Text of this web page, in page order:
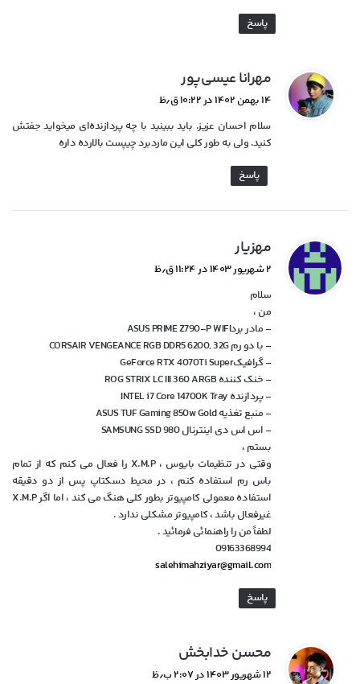
پاسخ
مهرانا عیسی‌پور
ف
:
۱۴ بهمن ۱۴۰۲ در ۱۰:۲۲ ق٫ظ
سلام احسان عزیز. باید ببینید با چه پردازنده‌ای میخواید جفتش
کنید. ولی به طور کلی این ماردبرد چیپست بالارده داره
پاسخ
مهزیار
ف
۲ شهریور ۱۴۰۳ در ۱۱:۲۴ ق٫ظ
سلام
من ،
– مادر بردASUS PRIME Z790-P WIFI
– با دو رم CORSAIR VENGEANCE RGB DDR5 6200, 32G
– گرافیکGeForce RTX 4070Ti Super
– خنک کننده ROG STRIX LC III 360 ARGB
– پردازنده INTEL i7 Core 14700K Tray
– منبع تغذیه ASUS TUF Gaming 850w Gold
– اس اس دی اینترنال SAMSUNG SSD 980
بستم ،
وقتی در تنظیمات بایوس ، X.M.P را فعال می کنم که از تمام
باس رم استفاده کنم ، در محیط دسکتاپ پس از دو دقیقه
استفاده معمولی کامپیوتر بطور کلی هنگ می کند ، اما اگر X.M.P
غیرفعال باشد ، کامپیوتر مشکلی ندارد .
لطفاً من را راهنمائی فرمائید .
09163368994
salehimahziyar@gmail.com
پاسخ
محسن خدابخش
ف
۱۲ شهریور ۱۴۰۳ در ۲:۰۷ ب٫ظ